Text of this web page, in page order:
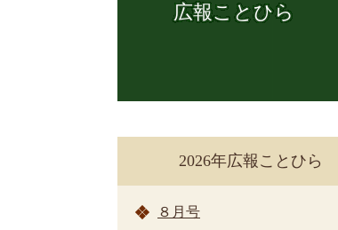
広報ことひら
2026年広報ことひら
８月号